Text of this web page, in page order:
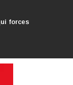
président